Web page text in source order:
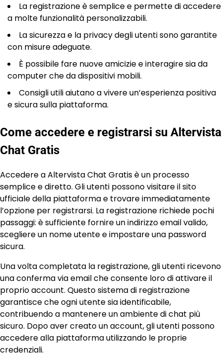
La registrazione è semplice e permette di accedere
a molte funzionalità personalizzabili.
La sicurezza e la privacy degli utenti sono garantite
con misure adeguate.
È possibile fare nuove amicizie e interagire sia da
computer che da dispositivi mobili.
Consigli utili aiutano a vivere un’esperienza positiva
e sicura sulla piattaforma.
Come accedere e registrarsi su Altervista
Chat Gratis
Accedere a Altervista Chat Gratis è un processo
semplice e diretto. Gli utenti possono visitare il sito
ufficiale della piattaforma e trovare immediatamente
l’opzione per registrarsi. La registrazione richiede pochi
passaggi: è sufficiente fornire un indirizzo email valido,
scegliere un nome utente e impostare una password
sicura.
Una volta completata la registrazione, gli utenti ricevono
una conferma via email che consente loro di attivare il
proprio account. Questo sistema di registrazione
garantisce che ogni utente sia identificabile,
contribuendo a mantenere un ambiente di chat più
sicuro. Dopo aver creato un account, gli utenti possono
accedere alla piattaforma utilizzando le proprie
credenziali.